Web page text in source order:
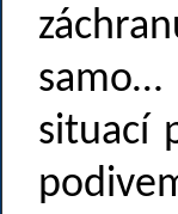
samo…
situací